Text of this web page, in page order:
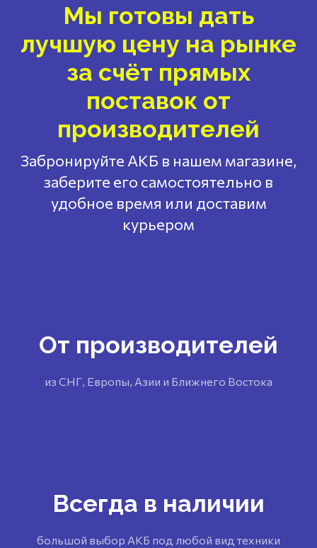
Мы готовы дать
лучшую цену на рынке
за счёт прямых
поставок от
производителей
Забронируйте АКБ в нашем магазине,
заберите его самостоятельно в
удобное время или доставим
курьером
От производителей
из СНГ, Европы, Азии и Ближнего Востока
Всегда в наличии
большой выбор АКБ под любой вид техники